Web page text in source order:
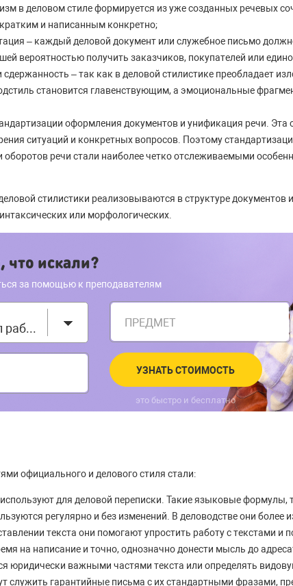
в деловом стиле формируется из уже созданных речевых
и написанным конкретно;
– каждый деловой документ или служебное письмо
вероятностью получить заказчиков, покупателей или
сдержанность – так как в деловой стилистике преобладает
становится главенствующим, а эмоциональные
оформления документов и унификация речи. Эта
ситуаций и конкретных вопросов. Поэтому
речи стали наиболее четко отслеживаемыми
стилистики реализовываются в структуре документов
или морфологических.
что искали?
за помощью к преподавателям
Выберите тип работы ПРЕДМЕТ
УЗНАТЬ СТОИМОСТЬ
это быстро и бесплатно
официального и делового стиля стали:
для деловой переписки. Такие языковые формулы,
регулярно и без изменений. В деловодстве они более
текста они помогают упростить работу с текстами и
на написание и точно, однозначно донести мысль до
юридически важными частями текста или определять
служить гарантийные письма с их стандартными фразами,